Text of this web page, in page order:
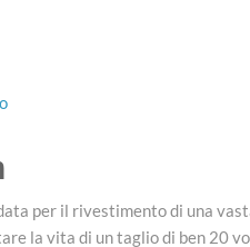
per il rivestimento di una
la vita di un taglio di ben